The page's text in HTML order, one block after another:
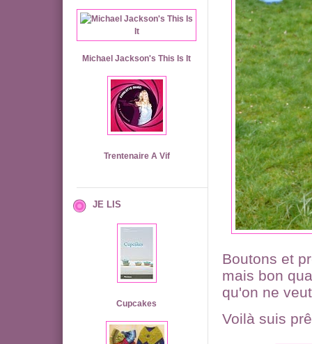
Michael Jackson's This Is It
Trentenaire A Vif
JE LIS
Cupcakes
Boutons et
mais bon
qu'on ne
Voilà suis